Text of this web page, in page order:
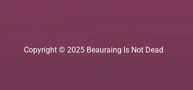
Copyright © 2025 Beauraing Is Not Dead